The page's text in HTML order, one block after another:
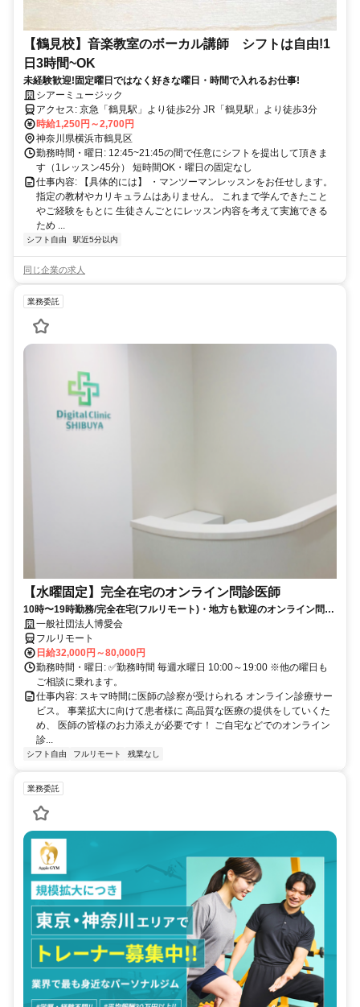
【鶴見校】音楽教室のボーカル講師 シフトは自由!1
日3時間~OK
未経験歓迎!固定曜日ではなく好きな曜日・時間で入れるお仕事!
シアーミュージック
アクセス: 京急「鶴見駅」より徒歩2分 JR「鶴見駅」より徒歩3分
時給1,250円～2,700円
神奈川県横浜市鶴見区
勤務時間・曜日: 12:45~21:45の間で任意にシフトを提出して頂きま
す（1レッスン45分） 短時間OK・曜日の固定なし
仕事内容: 【具体的には】 ・マンツーマンレッスンをお任せします。
指定の教材やカリキュラムはありません。 これまで学んできたこと
やご経験をもとに 生徒さんごとにレッスン内容を考えて実施できる
ため ...
シフト自由 駅近5分以内
同じ企業の求人
業務委託
【水曜固定】完全在宅のオンライン問診医師
10時〜19時勤務/完全在宅(フルリモート)・地方も歓迎のオンライン問診
業務一般社団法人博愛会
フルリモート
日給32,000円～80,000円
勤務時間・曜日: ✅勤務時間 毎週水曜日 10:00～19:00 ※他の曜日も
ご相談に乗れます。
仕事内容: スキマ時間に医師の診察が受けられる オンライン診療サー
ビス。 事業拡大に向けて患者様に 高品質な医療の提供をしていくた
め、 医師の皆様のお力添えが必要です！ ご自宅などでのオンライン
診...
シフト自由 フルリモート 残業なし
業務委託